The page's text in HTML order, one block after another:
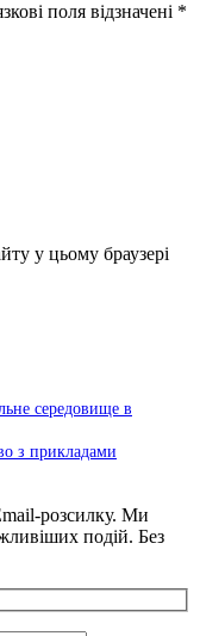
поля відзначені *
у цьому браузері
середовище в
з прикладами
розсилку. Ми
подій. Без